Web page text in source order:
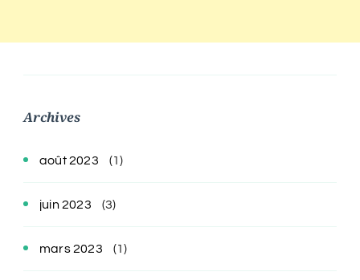
Archives
août 2023 (1)
juin 2023 (3)
mars 2023 (1)